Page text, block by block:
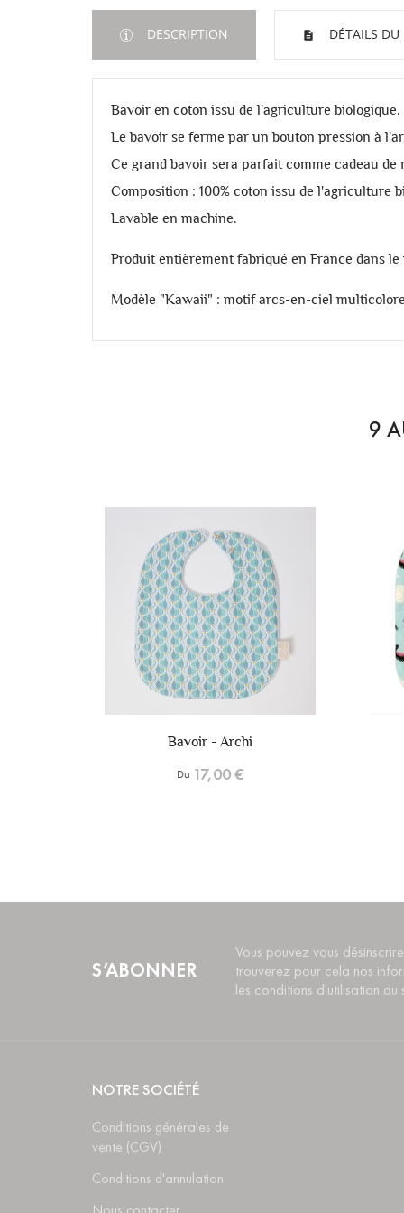
DESCRIPTION DÉTAILS
Bavoir en coton issu de l'agriculture
Le bavoir se ferme par un bouton pression à
Ce grand bavoir sera parfait comme cadeau
Composition : 100% coton issu de l'agriculture
Lavable en machine.
Produit entièrement fabriqué en France dans
Modèle "Kawaii" : motif arcs-en-ciel
9
Bavoir - Fuji
Du17,00 €
S’ABONNER
Vous pouvez vous
trouverez pour cela nos
les conditions d'utilisation du
NOTRE SOCIÉTÉ
Conditions générales de
vente (CGV)
Conditions d'annulation